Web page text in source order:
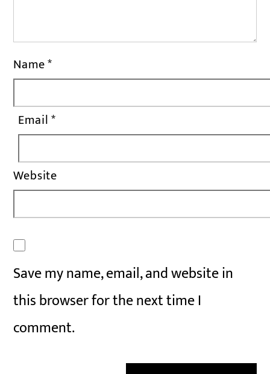
Name*
Email*
Website
Save my name, email, and website in
this browser for the next time I
comment.